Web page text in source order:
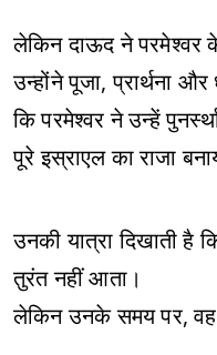
लेकिन दाऊद ने परमेश्वर
उन्होंने पूजा, प्रार्थना
कि परमेश्वर ने उन्हें
पूरे इस्राएल का राजा
उनकी यात्रा दिखाती है
तुरंत नहीं आता।
लेकिन उनके समय पर, वह